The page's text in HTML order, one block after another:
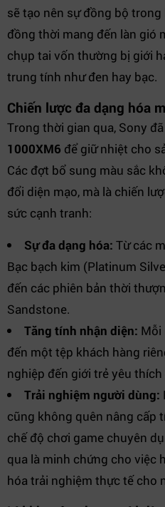
sẽ tạo nên sự đồng bộ
đồng thời mang đến làn gió
chụp tai vốn thường bị giới
trung tính như đen hay bạc.
Chiến lược đa dạng hóa
Trong thời gian qua, Sony
1000XM6 để giữ nhiệt cho
Các đợt bổ sung màu sắc
đổi diện mạo, mà là chiến
sức cạnh tranh:
Sự đa dạng hóa: Từ các
Bạc bạch kim (Platinum
đến các phiên bản thời
Sandstone.
Tăng tính nhận diện: Mỗi
đến một tệp khách hàng
nghiệp đến giới trẻ yêu thích
Trải nghiệm người dùng:
cũng không quên nâng cấp
chế độ chơi game chuyên
qua là minh chứng cho việc
hóa trải nghiệm thực tế cho